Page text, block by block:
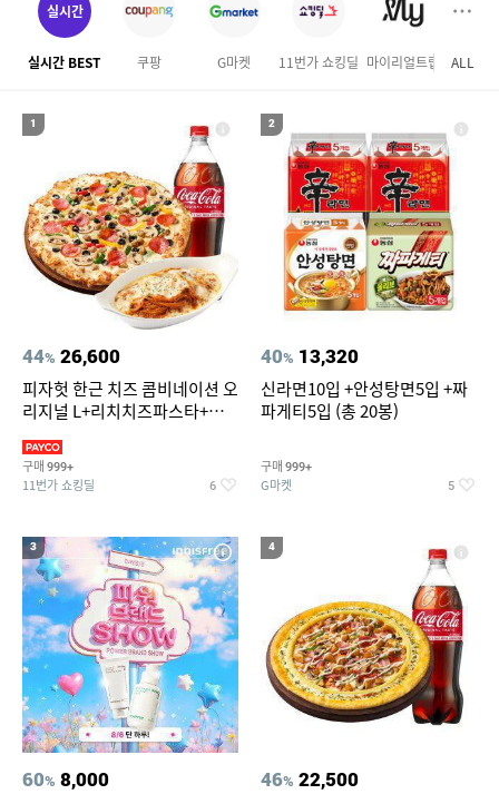
11 성인용세발자전거중고
12 삼성갤럭시북프로, 32gb, win11포함
오션월드 종일권
17 넥센 235 60r 18 opera suv
18 신세계상품권10만원 onemix
20 포켓몬카드 한박스
ALL
실시간
실시간 BEST 쿠팡 G마켓 11번가 쇼킹딜 마이리얼트립 롯데
1
44% 26,600
피자헛 한근 치즈 콤비네이션 오
리지널 L+리치치즈파스타+콜
구매 999+
11번가 쇼킹딜 6
2
40% 13,320
신라면10입 +안성탕면5입 +짜
파게티5입 (총 20봉)
구매 999+
G마켓 5
3
60% 8,000
4
46% 22,500